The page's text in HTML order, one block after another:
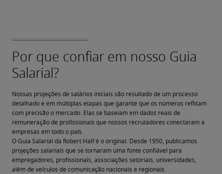
Nossas projeções de salários iniciais são resultado de um processo
detalhado e em múltiplas etapas que garante que os números reflitam
com precisão o mercado. Elas se baseiam em dados reais de
remuneração de profissionais que nossos recrutadores conectaram a
empresas em todo o país.
O Guia Salarial da Robert Half é o original. Desde 1950, publicamos
projeções salariais que se tornaram uma fonte confiável para
empregadores, profissionais, associações setoriais, universidades,
além de veículos de comunicação nacionais e regionais.